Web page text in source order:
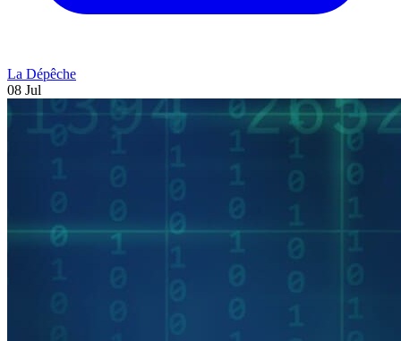
La Dépêche
08 Jul